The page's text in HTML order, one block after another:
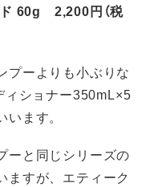
60g 2,200円（税
プーよりも小ぶりな
ショナー350mL×5
ます。
ーと同じシリーズの
ますが、エティーク